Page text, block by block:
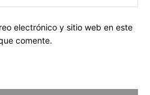
electrónico y sitio web en este
comente.